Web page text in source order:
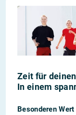
Zeit für
In einem
Besonderen